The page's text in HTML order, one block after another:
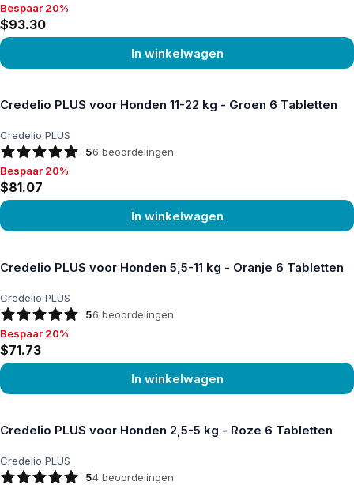
Bespaar 20%, $93.30
Bespaar 20%
$93.30
In winkelwagen
Credelio PLUS voor Honden 11-22 kg - Groen 6 Tabletten
Credelio PLUS
56 beoordelingen
Bespaar 20%, $81.07
Bespaar 20%
$81.07
In winkelwagen
Credelio PLUS voor Honden 5,5-11 kg - Oranje 6 Tabletten
Credelio PLUS
56 beoordelingen
Bespaar 20%, $71.73
Bespaar 20%
$71.73
In winkelwagen
Credelio PLUS voor Honden 2,5-5 kg - Roze 6 Tabletten
Credelio PLUS
54 beoordelingen